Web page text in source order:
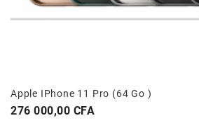
Apple IPhone 11 Pro (64 Go )
Prix
276 000,00 CFA